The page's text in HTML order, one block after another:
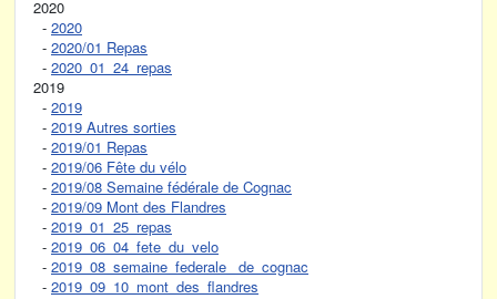
2020
- 2020
- 2020/01 Repas
- 2020_01_24_repas
2019
- 2019
- 2019 Autres sorties
- 2019/01 Repas
- 2019/06 Fête du vélo
- 2019/08 Semaine fédérale de Cognac
- 2019/09 Mont des Flandres
- 2019_01_25_repas
- 2019_06_04_fete_du_velo
- 2019_08_semaine_federale_ de_cognac
- 2019_09_10_mont_des_flandres